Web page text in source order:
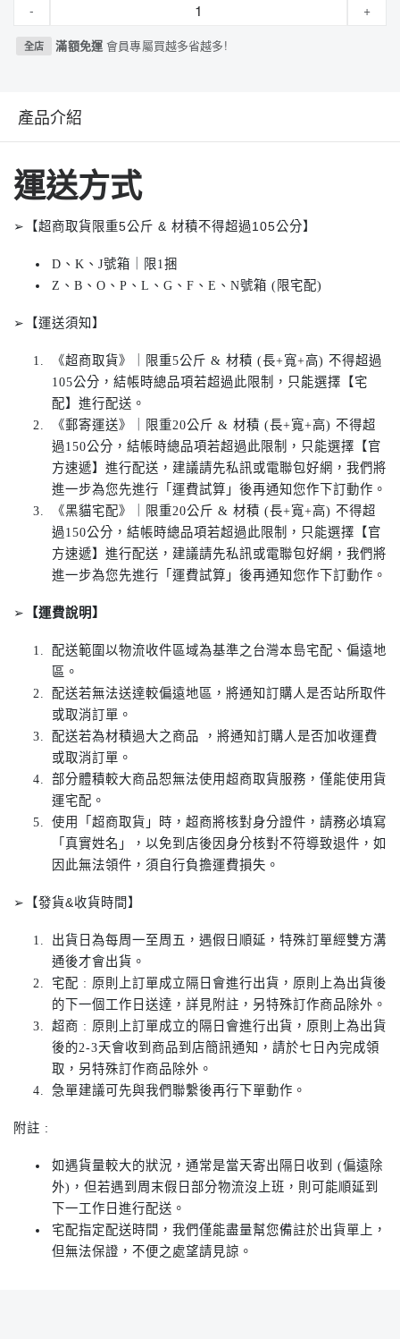
- +
全店 滿額免運會員專屬買越多省越多!
產品介紹
運送方式
➢【超商取貨限重5公斤 & 材積不得超過105公分】
D、K、J號箱｜限1捆
Z、B、O、P、L、G、F、E、N號箱 (限宅配)
➢【運送須知】
《超商取貨》｜限重5公斤 & 材積 (長+寬+高) 不得超過
105公分，結帳時總品項若超過此限制，只能選擇【宅
配】進行配送。
《郵寄運送》｜限重20公斤 & 材積 (長+寬+高) 不得超
過150公分，結帳時總品項若超過此限制，只能選擇【官
方速遞】進行配送，建議請先私訊或電聯包好網，我們將
進一步為您先進行「運費試算」後再通知您作下訂動作。
《黑貓宅配》｜限重20公斤 & 材積 (長+寬+高) 不得超
過150公分，結帳時總品項若超過此限制，只能選擇【官
方速遞】進行配送，建議請先私訊或電聯包好網，我們將
進一步為您先進行「運費試算」後再通知您作下訂動作。
➢ 【運費說明】
配送範圍以物流收件區域為基準之台灣本島宅配、偏遠地
區。
配送若無法送達較偏遠地區，將通知訂購人是否站所取件
或取消訂單。
配送若為材積過大之商品 ，將通知訂購人是否加收運費
或取消訂單。
部分體積較大商品恕無法使用超商取貨服務，僅能使用貨
運宅配。
使用「超商取貨」時，超商將核對身分證件，請務必填寫
「真實姓名」，以免到店後因身分核對不符導致退件，如
因此無法領件，須自行負擔運費損失。
➢【發貨&收貨時間】
出貨日為每周一至周五，遇假日順延，特殊訂單經雙方溝
通後才會出貨。
宅配 : 原則上訂單成立隔日會進行出貨，原則上為出貨後
的下一個工作日送達，詳見附註，另特殊訂作商品除外。
超商 : 原則上訂單成立的隔日會進行出貨，原則上為出貨
後的2-3天會收到商品到店簡訊通知，請於七日內完成領
取，另特殊訂作商品除外。
急單建議可先與我們聯繫後再行下單動作。
附註 :
如遇貨量較大的狀況，通常是當天寄出隔日收到 (偏遠除
外)，但若遇到周末假日部分物流沒上班，則可能順延到
下一工作日進行配送。
宅配指定配送時間，我們僅能盡量幫您備註於出貨單上，
但無法保證，不便之處望請見諒。